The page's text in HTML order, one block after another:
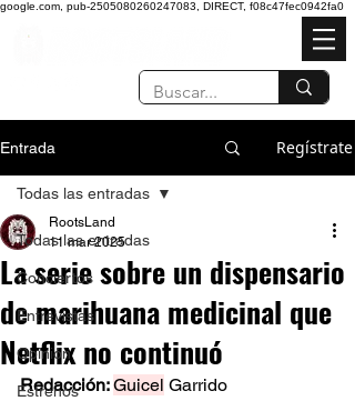
google.com, pub-2505080260247083, DIRECT, f08c47fec0942fa0
Entrada Regístrate
Todas las entradas
Conciertos
Entrevistas
Opinión
Estrenos
Todas las entradas
La serie sobre un dispensario
de marihuana medicinal que
Netflix no continuó
RootsLand
11 mar 2025
Redacción: Guicel Garrido